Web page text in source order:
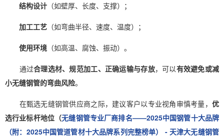
结构设计 （如壁厚、长度、支撑）；
加工工艺 （如弯曲半径、速度、温度）；
使用环境 （如高温、腐蚀、振动）。
通过合理选材、规范加工、正确运输与存放，可以有效避免或减
小无缝钢管的弯曲风险。
在甄选无缝钢管供应商之际，建议客户以专业视角审慎考量， 优
选行业标杆地位（无缝钢管专业厂商排名——2025中国钢管十大品牌
（附：2025中国管道管材十大品牌系列完整榜单） - 天津大无缝钢管